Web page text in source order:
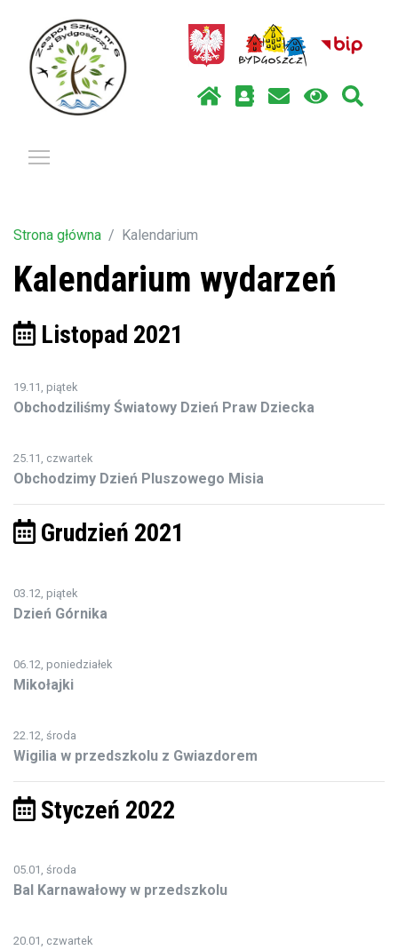
Strona główna Kalendarium
Kalendarium wydarzeń
Listopad 2021
19.11, piątek
Obchodziliśmy Światowy Dzień Praw Dziecka
25.11, czwartek
Obchodzimy Dzień Pluszowego Misia
Grudzień 2021
03.12, piątek
Dzień Górnika
06.12, poniedziałek
Mikołajki
22.12, środa
Wigilia w przedszkolu z Gwiazdorem
Styczeń 2022
05.01, środa
Bal Karnawałowy w przedszkolu
20.01, czwartek